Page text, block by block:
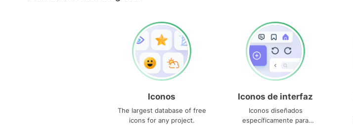
Iconos
The largest database of free
icons for any project.
Iconos de interfaz
Iconos diseñados
específicamente para